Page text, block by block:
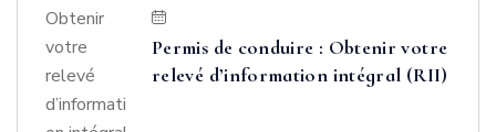
Permis de conduire : Obtenir votre
relevé d’information intégral (RII)